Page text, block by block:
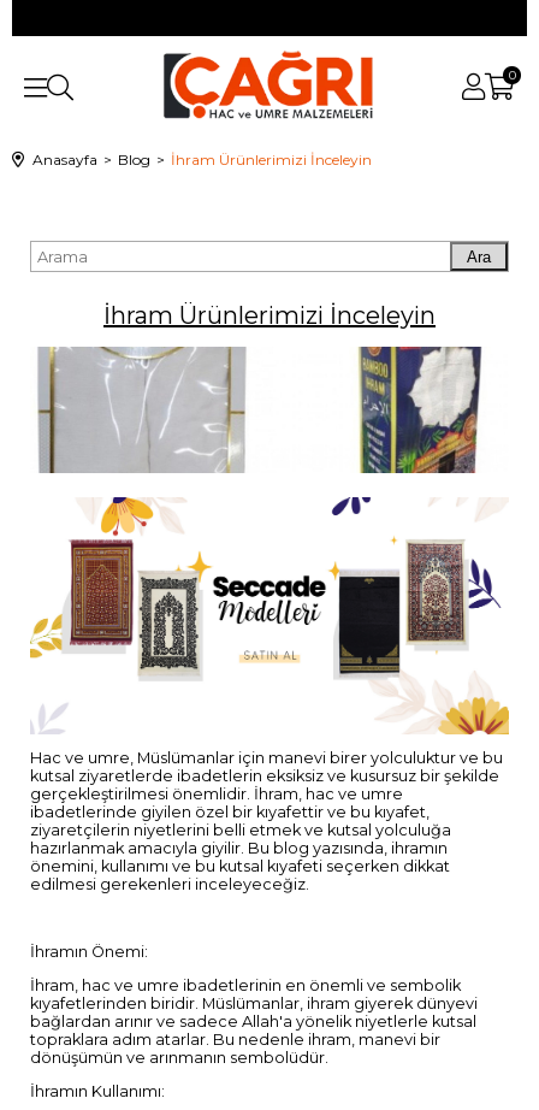
0
Anasayfa Blog İhram Ürünlerimizi İnceleyin
Ara
İhram Ürünlerimizi İnceleyin
Hac ve umre, Müslümanlar için manevi birer yolculuktur ve bu
kutsal ziyaretlerde ibadetlerin eksiksiz ve kusursuz bir şekilde
gerçekleştirilmesi önemlidir. İhram, hac ve umre
ibadetlerinde giyilen özel bir kıyafettir ve bu kıyafet,
ziyaretçilerin niyetlerini belli etmek ve kutsal yolculuğa
hazırlanmak amacıyla giyilir. Bu blog yazısında, ihramın
önemini, kullanımı ve bu kutsal kıyafeti seçerken dikkat
edilmesi gerekenleri inceleyeceğiz.
İhramın Önemi:
İhram, hac ve umre ibadetlerinin en önemli ve sembolik
kıyafetlerinden biridir. Müslümanlar, ihram giyerek dünyevi
bağlardan arınır ve sadece Allah'a yönelik niyetlerle kutsal
topraklara adım atarlar. Bu nedenle ihram, manevi bir
dönüşümün ve arınmanın sembolüdür.
İhramın Kullanımı: